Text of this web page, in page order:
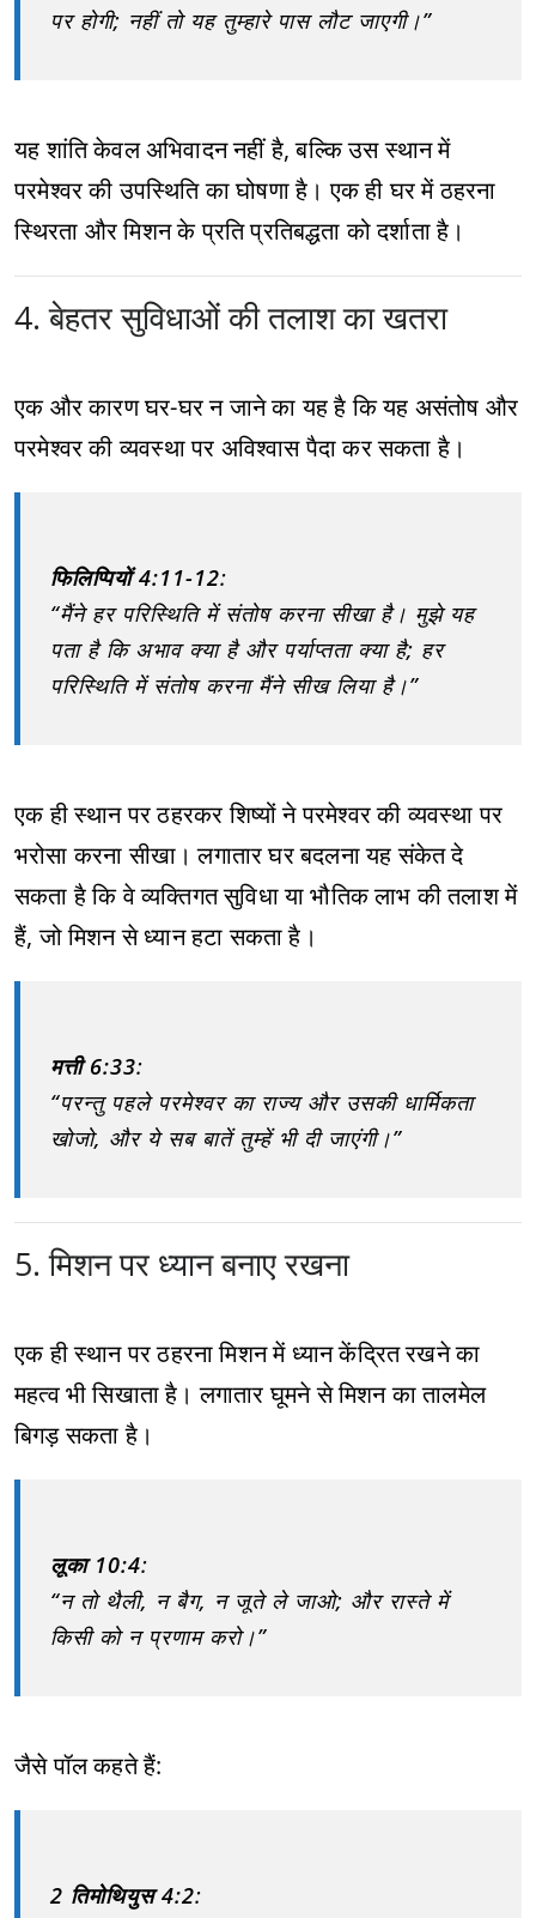
पर होगी; नहीं तो यह तुम्हारे पास लौट जाएगी।”
यह शांति केवल अभिवादन नहीं है, बल्कि उस स्थान में
परमेश्वर की उपस्थिति का घोषणा है। एक ही घर में ठहरना
स्थिरता और मिशन के प्रति प्रतिबद्धता को दर्शाता है।
4. बेहतर सुविधाओं की तलाश का खतरा
एक और कारण घर-घर न जाने का यह है कि यह असंतोष और
परमेश्वर की व्यवस्था पर अविश्वास पैदा कर सकता है।
फिलिप्पियों 4:11-12:
“मैंने हर परिस्थिति में संतोष करना सीखा है। मुझे यह
पता है कि अभाव क्या है और पर्याप्तता क्या है; हर
परिस्थिति में संतोष करना मैंने सीख लिया है।”
एक ही स्थान पर ठहरकर शिष्यों ने परमेश्वर की व्यवस्था पर
भरोसा करना सीखा। लगातार घर बदलना यह संकेत दे
सकता है कि वे व्यक्तिगत सुविधा या भौतिक लाभ की तलाश में
हैं, जो मिशन से ध्यान हटा सकता है।
मत्ती 6:33:
“परन्तु पहले परमेश्वर का राज्य और उसकी धार्मिकता
खोजो, और ये सब बातें तुम्हें भी दी जाएंगी।”
5. मिशन पर ध्यान बनाए रखना
एक ही स्थान पर ठहरना मिशन में ध्यान केंद्रित रखने का
महत्व भी सिखाता है। लगातार घूमने से मिशन का तालमेल
बिगड़ सकता है।
लूका 10:4:
“न तो थैली, न बैग, न जूते ले जाओ; और रास्ते में
किसी को न प्रणाम करो।”
जैसे पॉल कहते हैं:
2 तिमोथियुस 4:2: